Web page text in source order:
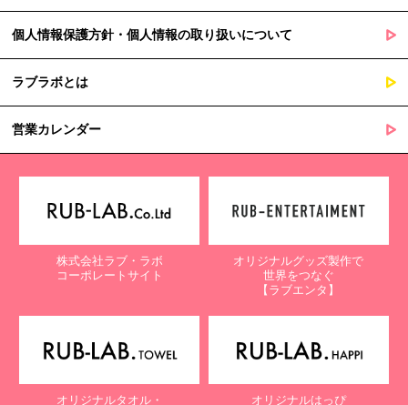
個人情報保護方針・個人情報の取り扱いについて
ラブラボとは
営業カレンダー
株式会社ラブ・ラボ
コーポレートサイト
オリジナルグッズ製作で
世界をつなぐ
【ラブエンタ】
オリジナルタオル・ オリジナルはっぴ